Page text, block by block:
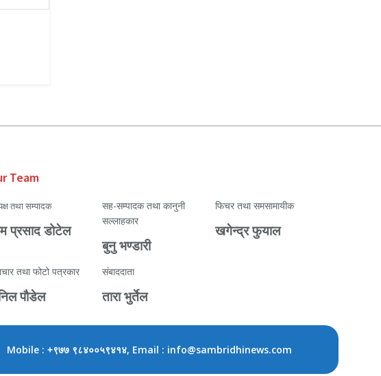
Team
तथा सम्पादक
प्रसाद डोटेल
सह-सम्पादक तथा कानुनी
सल्लाहकार
बुनु भण्डारी
फिचर तथा समसामायीक
खगेन्द्र फुयाल
तथा फोटो पत्रकार
पौडेल
संबाददाता
तारा भुर्तेल
Mobile :+९७७ ९८४००५९४१४, Email : info@sambridhinews.com